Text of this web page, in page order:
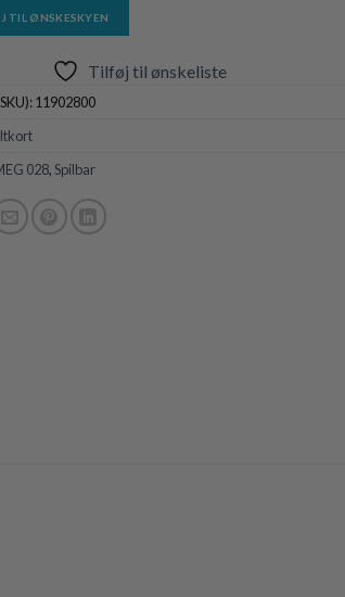
TIL ØNSKESKYEN
Tilføj til ønskeliste
11902800
028,Spilbar